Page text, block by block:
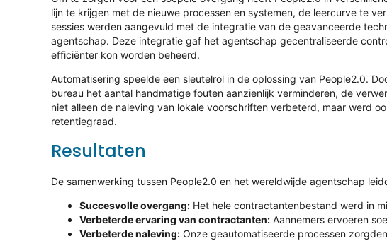
lijn te krijgen met de nieuwe processen en systemen, de leercurve te
sessies werden aangevuld met de integratie van de geavanceerde
agentschap. Deze integratie gaf het agentschap gecentraliseerde
efficiënter kon worden beheerd.
Automatisering speelde een sleutelrol in de oplossing van People2.0.
bureau het aantal handmatige fouten aanzienlijk verminderen, de
niet alleen de naleving van lokale voorschriften verbeterd, maar werd
retentiegraad.
Resultaten
De samenwerking tussen People2.0 en het wereldwijde agentschap
Succesvolle overgang: Het hele contractantenbestand werd in
Verbeterde ervaring van contractanten: Aannemers ervoeren
Verbeterde naleving: Onze geautomatiseerde processen